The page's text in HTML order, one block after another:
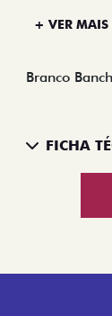
+ VER MAIS
Branco
FICHA